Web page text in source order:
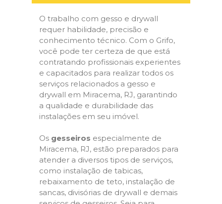
O trabalho com gesso e drywall
requer habilidade, precisão e
conhecimento técnico. Com o Grifo,
você pode ter certeza de que está
contratando profissionais experientes
e capacitados para realizar todos os
serviços relacionados a gesso e
drywall em Miracema, RJ, garantindo
a qualidade e durabilidade das
instalações em seu imóvel.
Os gesseiros especialmente de
Miracema, RJ, estão preparados para
atender a diversos tipos de serviços,
como instalação de tabicas,
rebaixamento de teto, instalação de
sancas, divisórias de drywall e demais